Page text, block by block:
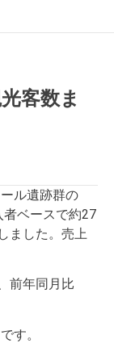
客数ま
ル遺跡群の
ベースで約27
ました。売上
前年同月比
す。